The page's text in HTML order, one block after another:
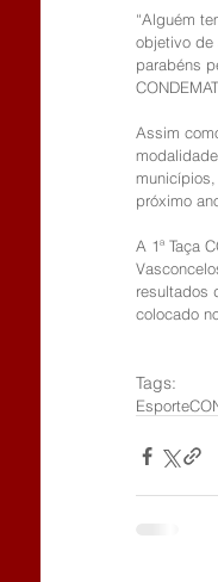
“Alguém
objetivo de
parabéns
Assim
próximo
A 1ª Taça
resultados
colocado
Tags:
Esporte